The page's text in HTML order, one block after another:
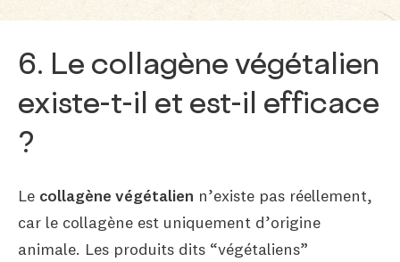
6. Le collagène végétalien
existe-t-il et est-il efficace
?
Le collagène végétalien n’existe pas réellement,
car le collagène est uniquement d’origine
animale. Les produits dits “végétaliens”